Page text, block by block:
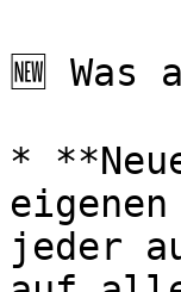
🆕
*
jeder